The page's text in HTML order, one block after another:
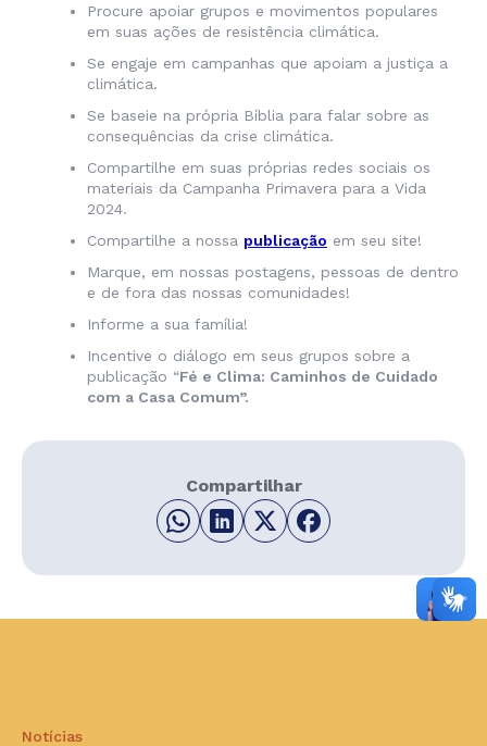
Procure apoiar grupos e movimentos populares
em suas ações de resistência climática.
Se engaje em campanhas que apoiam a justiça a
climática.
Se baseie na própria Bíblia para falar sobre as
consequências da crise climática.
Compartilhe em suas próprias redes sociais os
materiais da Campanha Primavera para a Vida
2024.
Compartilhe a nossa publicação em seu site!
Marque, em nossas postagens, pessoas de dentro
e de fora das nossas comunidades!
Informe a sua família!
Incentive o diálogo em seus grupos sobre a
publicação “Fé e Clima: Caminhos de Cuidado
com a Casa Comum”.
Compartilhar
Notícias